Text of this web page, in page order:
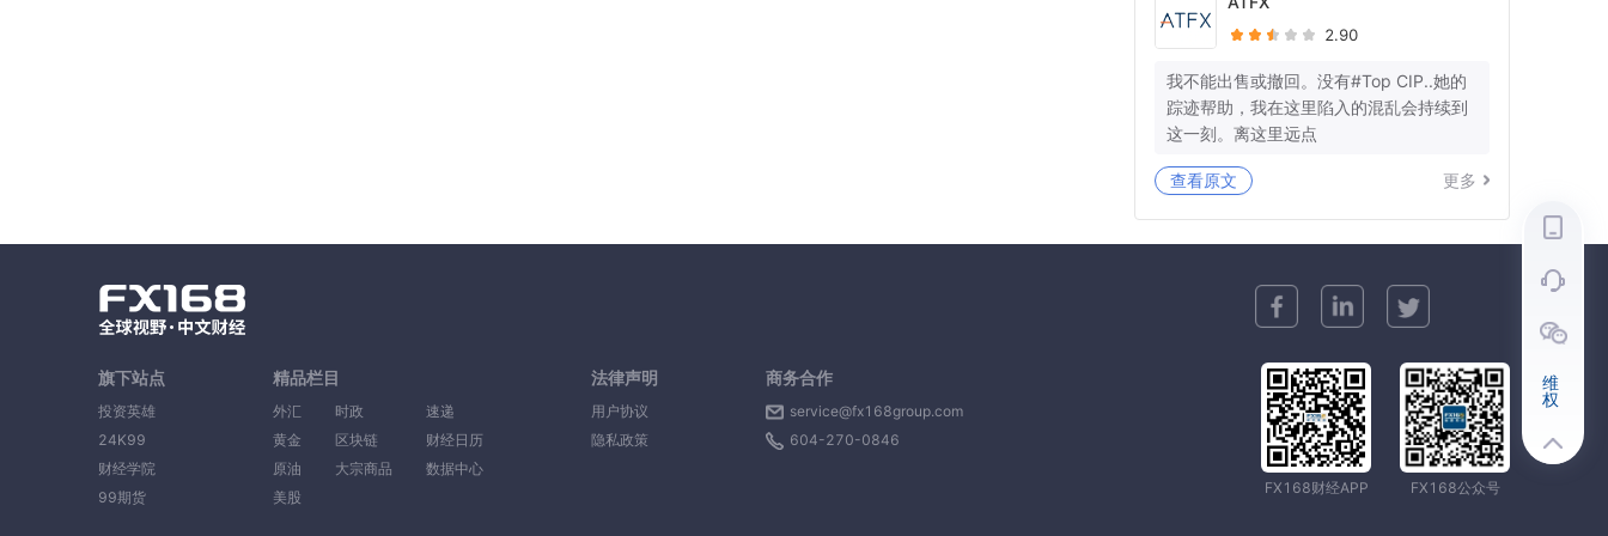
2.90
我不能出售或撤回。没有#Top CIP..她的
踪迹帮助，我在这里陷入的混乱会持续到
这一刻。离这里远点
查看原文 更多
旗下站点
投资英雄
24K99
财经学院
99期货
精品栏目
外汇 时政
速递
黄金
区块链
财经日历
原油
大宗商品
数据中心
美股
法律声明
用户协议
隐私政策
商务合作
service@fx168group.com
604-270-0846
FX168财经APP FX168公众号
维
权